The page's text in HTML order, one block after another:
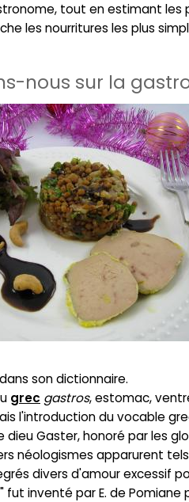
tout en estimant les
les nourritures les plus
nous sur la
son dictionnaire.
grec gastros, estomac,
l'introduction du vocable
dieu Gaster, honoré par les
néologismes apparurent
divers d'amour excessif
inventé par E. de Pomiane